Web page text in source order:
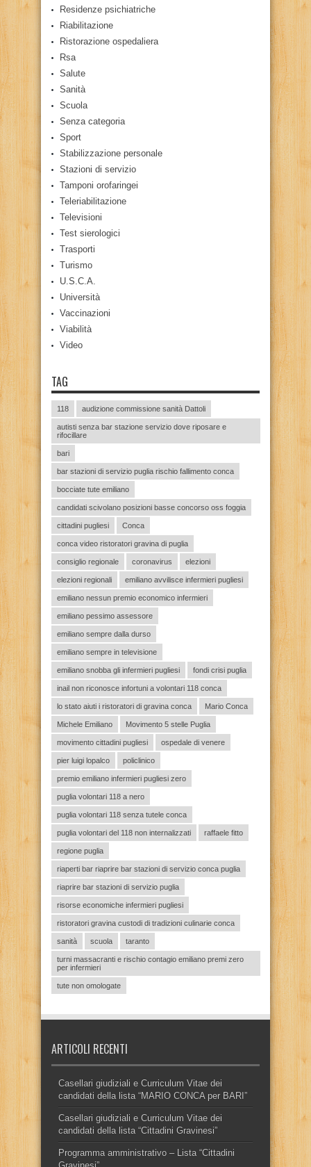
Residenze psichiatriche
Riabilitazione
Ristorazione ospedaliera
Rsa
Salute
Sanità
Scuola
Senza categoria
Sport
Stabilizzazione personale
Stazioni di servizio
Tamponi orofaringei
Teleriabilitazione
Televisioni
Test sierologici
Trasporti
Turismo
U.S.C.A.
Università
Vaccinazioni
Viabilità
Video
TAG
118 audizione commissione sanità Dattoli
autisti senza bar stazione servizio dove riposare e
rifocillare
bari
bar stazioni di servizio puglia rischio fallimento conca
bocciate tute emiliano
candidati scivolano posizioni basse concorso oss foggia
cittadini pugliesi Conca
conca video ristoratori gravina di puglia
consiglio regionale coronavirus elezioni
elezioni regionali emiliano avvilisce infermieri pugliesi
emiliano nessun premio economico infermieri
emiliano pessimo assessore
emiliano sempre dalla durso
emiliano sempre in televisione
emiliano snobba gli infermieri pugliesi fondi crisi puglia
inail non riconosce infortuni a volontari 118 conca
lo stato aiuti i ristoratori di gravina conca Mario Conca
Michele Emiliano Movimento 5 stelle Puglia
movimento cittadini pugliesi ospedale di venere
pier luigi lopalco policlinico
premio emiliano infermieri pugliesi zero
puglia volontari 118 a nero
puglia volontari 118 senza tutele conca
puglia volontari del 118 non internalizzati raffaele fitto
regione puglia
riaperti bar riaprire bar stazioni di servizio conca puglia
riaprire bar stazioni di servizio puglia
risorse economiche infermieri pugliesi
ristoratori gravina custodi di tradizioni culinarie conca
sanità scuola taranto
turni massacranti e rischio contagio emiliano premi zero
per infermieri
tute non omologate
ARTICOLI RECENTI
Casellari giudiziali e Curriculum Vitae dei
candidati della lista “MARIO CONCA per BARI”
Casellari giudiziali e Curriculum Vitae dei
candidati della lista “Cittadini Gravinesi”
Programma amministrativo – Lista “Cittadini